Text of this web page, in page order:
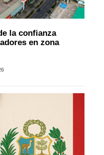
la confianza
en zona